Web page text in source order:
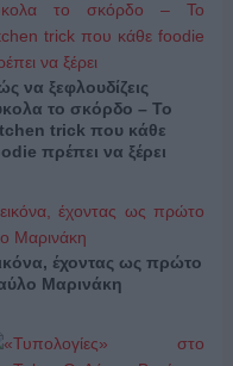
να ξεφλουδίζεις
το σκόρδο – Το
trick που κάθε
πρέπει να ξέρει
έχοντας ως πρώτο
Μαρινάκη